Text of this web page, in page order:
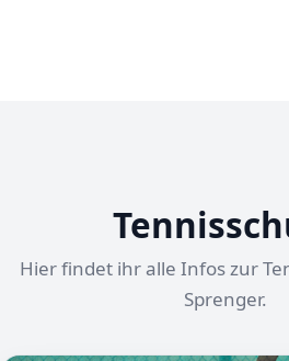
Hier findet ihr alle Infos zur
Sprenger.